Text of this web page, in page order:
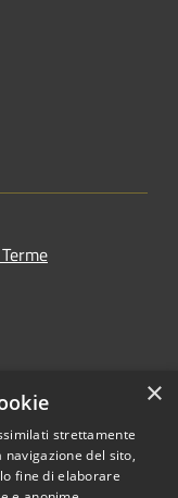
×
strettamente
del sito,
fine di elaborare